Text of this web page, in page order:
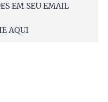
EM SEU EMAIL
AQUI